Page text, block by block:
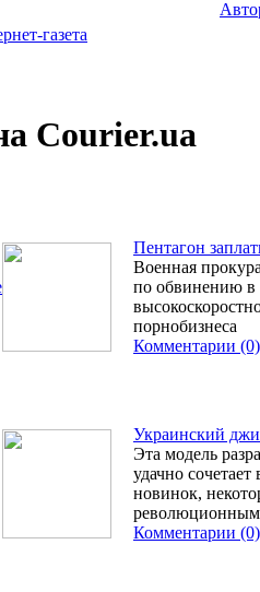
Courier.ua
Пентагон
Военная
по обвинению в
порнобизнеса
Комментарии (0)
Украинский
Эта модель
удачно
новинок,
Комментарии (0)